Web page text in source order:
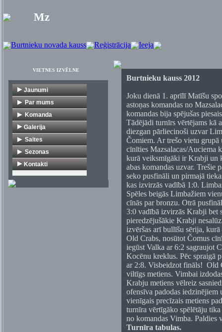
Mz
Burtnieku novada kauss Reģistrācija Ieeja
VIETNES IZVĒLNE
Jaunumi
Par mums
Vēsture
Dokumenti
Citi turnīri
Komanda
V1
Veterāni
Galerija
Saites
Florbola organizācijas
Mediji
Klubi
Komercija
Sezonas
1. līga
2. līga
Veterāni
Kontakti
Burtnieku kauss 2012
Joku dienā 1. aprīlī Matīšu
astoņas komandas no
komandas bija spējušas
Tādējādi turnīrs vērtējams kā
diezgan pārliecinoši uzvar
Čomiem. Ar trešo vietu grupā
cīnīties Mazsalacas/Auciema
kurā veiksmīgāki ir Krabji un
abas komandas uzvar. Trešie
seko pusfināli un pirmajā
kas izvirzās vadībā 1:0.
Spēles beigās Limbažiem
cīnās par bronzu. Otrā
3:0 vadībā izvirzās Krabji bet
pieredzējušākie Krabji
izvēršas arī bullīšu sērija,
Old Crabs, nosūtot Čomus
iegūst Valka ar 6:2 sagraujot
Kocēnu kreklus. Pēc spraigā
ar 2:8. Visbeidzot fināls! Old
viltīgs metiens. Vimbai
Krabju metiens vēlreiz
ofensīva padodas
vienīgais precīzais metiens
turnīra vērtīgāko spēlētāju
no komandas Vimba. Paldies
Turnīra tabulas.